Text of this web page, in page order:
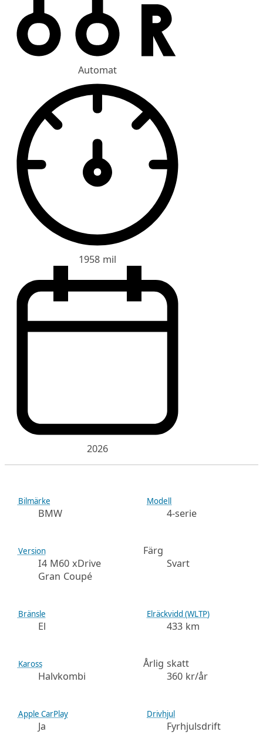
Automat
1958 mil
2026
Bilmärke
BMW
Modell
4-serie
Version
I4 M60 xDrive
Gran Coupé
Färg
Svart
Bränsle
El
Elräckvidd (WLTP)
433 km
Kaross
Halvkombi
Årlig skatt
360 kr/år
Apple CarPlay
Ja
Drivhjul
Fyrhjulsdrift